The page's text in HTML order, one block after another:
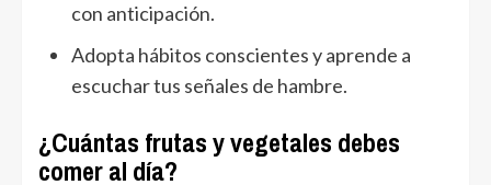
con anticipación.
Adopta hábitos conscientes y aprende a
escuchar tus señales de hambre.
¿Cuántas frutas y vegetales debes
comer al día?